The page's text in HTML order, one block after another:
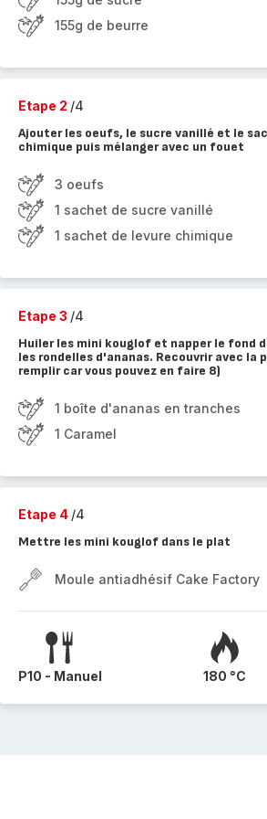
155g de beurre
Etape 2 /4
Ajouter les oeufs, le sucre vanillé et le
chimique puis mélanger avec un fouet
3 oeufs
1 sachet de sucre vanillé
1 sachet de levure chimique
Etape 3 /4
Huiler les mini kouglof et napper le fond
les rondelles d'ananas. Recouvrir avec la
remplir car vous pouvez en faire 8)
1 boîte d'ananas en tranches
1 Caramel
Etape 4 /4
Mettre les mini kouglof dans le plat
Moule antiadhésif Cake Factory
P10 - Manuel 180 °C